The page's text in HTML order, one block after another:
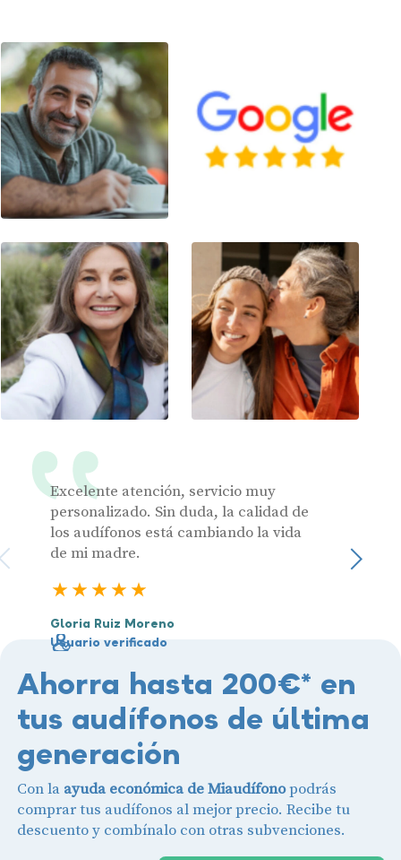
Excelente atención, servicio muy
personalizado. Sin duda, la calidad de
los audífonos está cambiando la vida
de mi madre.
Gloria Ruiz Moreno
Usuario verificado
Julia
Ahorra hasta 200€* en
tus audífonos de última
generación
Con la ayuda económica de Miaudífonopodrás
comprar tus audífonos al mejor precio. Recibe tu
descuento y combínalo con otras subvenciones.